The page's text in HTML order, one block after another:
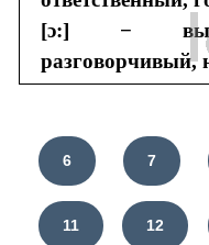
[ɔ:] −
разговорчивый,
6 7
11 12